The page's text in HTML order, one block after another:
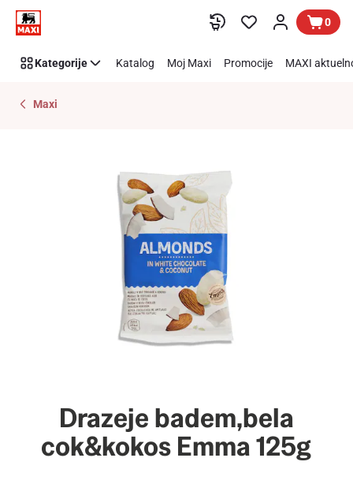
Preskoči link 0
Kategorije Katalog Moj Maxi Promocije MAXI
Maxi
Drazeje badem,bela
cok&kokos Emma 125g